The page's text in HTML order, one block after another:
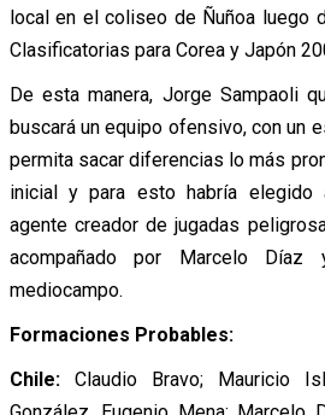
local en el coliseo de Ñuñoa luego
Clasificatorias para Corea y Japón
De esta manera, Jorge Sampaoli
buscará un equipo ofensivo, con un
permita sacar diferencias lo más
inicial y para esto habría elegido
agente creador de jugadas
acompañado por Marcelo
mediocampo.
Formaciones Probables:
Chile:Claudio Bravo; Mauricio